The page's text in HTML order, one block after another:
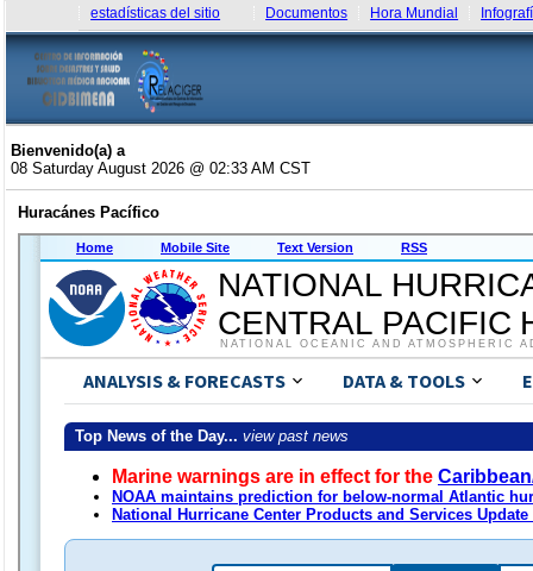
estadísticas del sitio Documentos Hora Mundial
Bienvenido(a) a
08 Saturday August 2026 @ 02:33 AM CST
Huracánes Pacífico